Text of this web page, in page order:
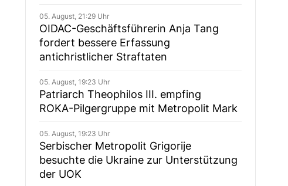
05. August, 21:29 Uhr
OIDAC-Geschäftsführerin Anja Tang
fordert bessere Erfassung
antichristlicher Straftaten
05. August, 19:23 Uhr
Patriarch Theophilos III. empfing
ROKA-Pilgergruppe mit Metropolit Mark
05. August, 19:23 Uhr
Serbischer Metropolit Grigorije
besuchte die Ukraine zur Unterstützung
der UOK